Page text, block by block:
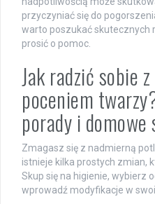
przyczyniać się do
warto poszukać skutecznych
prosić o pomoc.
Jak radzić sobie
poceniem
porady i domowe
Zmagasz się z nadmierną
istnieje kilka prostych zmian,
Skup się na higienie, wybierz
wprowadź modyfikacje w